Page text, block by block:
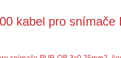
kabel pro